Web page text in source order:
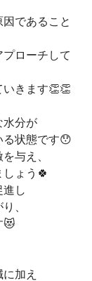
因であること
プローチして
きます👏👏
水分が
る状態です😯
与え、
ょう🍀
進し
、
😻
加え